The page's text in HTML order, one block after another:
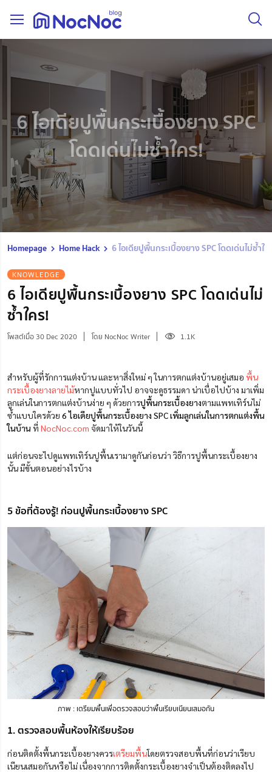
6 ไอเดียปูพื้นกระเบื้องยาง SPC
โดดเด่นไม่ซ้ำใคร!
Homepage Home Hack 6 ไอเดียปูพื้นกระเบื้องยาง SPC โดดเด่นไม่ซ้ำใค
KNOWLEDGE
6 ไอเดียปูพื้นกระเบื้องยาง SPC โดดเด่นไม่
ซ้ำใคร!
โพสต์เมื่อ 30 Dec 2020 โดย NocNoc Writer 1.1K
สำหรับผู้ที่รักการแต่งบ้าน และหาสิ่งใหม่ ๆ ในการตกแต่งบ้านอยู่เสมอ พื้น
กระเบื้องยางลายไม้หากปูแบบทั่วไป อาจจะดูธรรมดา น่าเบื่อไปบ้าง มาเพิ่ม
ลูกเล่นในการตกแต่งบ้านง่าย ๆ ด้วยการปูพื้นกระเบื้องยางตามแพทเทิร์นไม่
ซ้ำแบบใครด้วย 6 ไอเดียปูพื้นกระเบื้องยาง SPC เพิ่มลูกเล่นในการตกแต่งพื้น
ในบ้านที่ NocNoc.com จัดมาให้ในวันนี้
แต่ก่อนจะไปดูแพทเทิร์นปูพื้นเรามาดูกันก่อนว่า วิธีการปูพื้นกระเบื้องยาง
นั้น มีขั้นตอนอย่างไรบ้าง
5 ข้อที่ต้องรู้! ก่อนปูพื้นกระเบื้องยาง SPC
ภาพ : เตรียมพื้นเพื่อตรวจสอบว่าพื้นเรียบเนียนเสมอกัน
1. ตรวจสอบพื้นห้องให้เรียบร้อย
ก่อนติดตั้งพื้นกระเบื้องยางควรเตรียมพื้นโดยตรวจสอบพื้นที่ก่อนว่าเรียบ
เนียนเสมอกันหรือไม่ เนื่องจากการติดตั้งกระเบื้องยางจำเป็นต้องติดลงไป